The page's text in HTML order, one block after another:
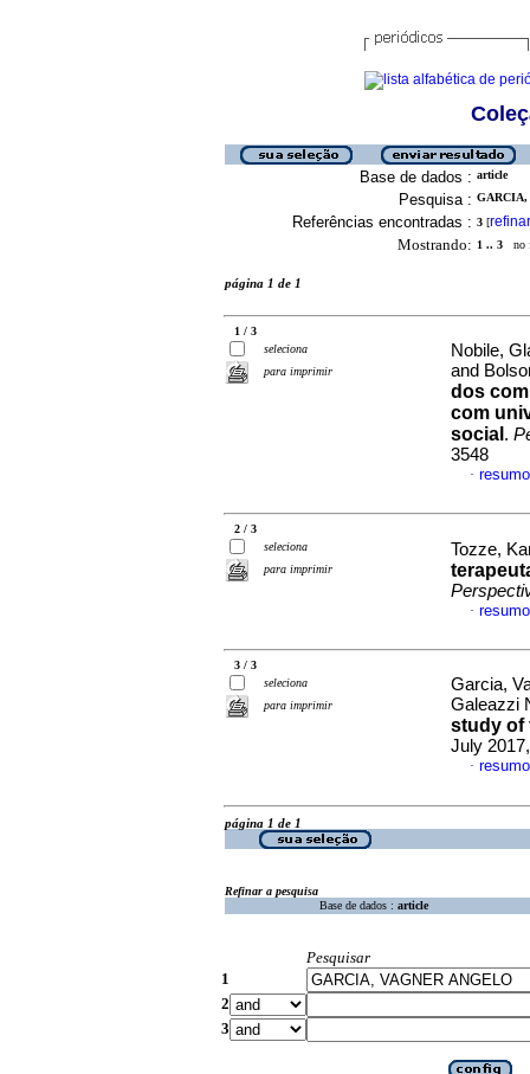
Base de dados : article
Pesquisa : GARCIA,
Referências encontradas : 3 [refinar
Mostrando: 1 .. 3 no
página 1 de 1
1 / 3
seleciona
para imprimir
Nobile,
and
dos
com
social .
3548
·
2 / 3
seleciona
para imprimir
Tozze,
·
3 / 3
seleciona
para imprimir
Garcia,
Galeazzi
study of
July
·
página 1 de 1
Refinar a pesquisa
Base de dados : article
Pesquisar
1
2
3